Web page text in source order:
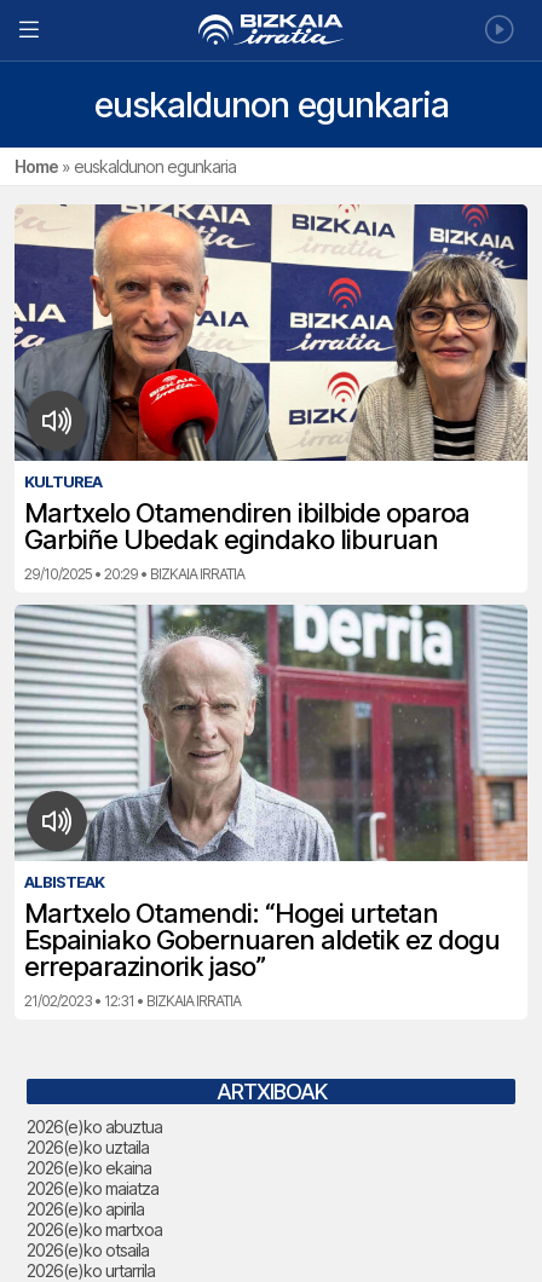
euskaldunon egunkaria
Home » euskaldunon egunkaria
KULTUREA
Martxelo Otamendiren ibilbide oparoa
Garbiñe Ubedak egindako liburuan
29/10/2025 • 20:29 • BIZKAIA IRRATIA
ALBISTEAK
Martxelo Otamendi: “Hogei urtetan
Espainiako Gobernuaren aldetik ez dogu
erreparazinorik jaso”
21/02/2023 • 12:31 • BIZKAIA IRRATIA
ARTXIBOAK
2026(e)ko abuztua
2026(e)ko uztaila
2026(e)ko ekaina
2026(e)ko maiatza
2026(e)ko apirila
2026(e)ko martxoa
2026(e)ko otsaila
2026(e)ko urtarrila